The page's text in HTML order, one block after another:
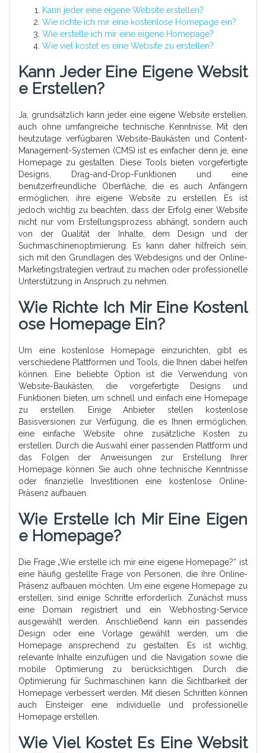
Kann jeder eine eigene Website erstellen?
Wie richte ich mir eine kostenlose Homepage ein?
Wie erstelle ich mir eine eigene Homepage?
Wie viel kostet es eine Website zu erstellen?
Kann Jeder Eine Eigene Websit
E Erstellen?
Ja, grundsätzlich kann jeder eine eigene Website erstellen,
auch ohne umfangreiche technische Kenntnisse. Mit den
heutzutage verfügbaren Website-Baukästen und Content-
Management-Systemen (CMS) ist es einfacher denn je, eine
Homepage zu gestalten. Diese Tools bieten vorgefertigte
Designs, Drag-and-Drop-Funktionen und eine
benutzerfreundliche Oberfläche, die es auch Anfängern
ermöglichen, ihre eigene Website zu erstellen. Es ist
jedoch wichtig zu beachten, dass der Erfolg einer Website
nicht nur vom Erstellungsprozess abhängt, sondern auch
von der Qualität der Inhalte, dem Design und der
Suchmaschinenoptimierung. Es kann daher hilfreich sein,
sich mit den Grundlagen des Webdesigns und der Online-
Marketingstrategien vertraut zu machen oder professionelle
Unterstützung in Anspruch zu nehmen.
Wie Richte Ich Mir Eine Kostenl
Ose Homepage Ein?
Um eine kostenlose Homepage einzurichten, gibt es
verschiedene Plattformen und Tools, die Ihnen dabei helfen
können. Eine beliebte Option ist die Verwendung von
Website-Baukästen, die vorgefertigte Designs und
Funktionen bieten, um schnell und einfach eine Homepage
zu erstellen. Einige Anbieter stellen kostenlose
Basisversionen zur Verfügung, die es Ihnen ermöglichen,
eine einfache Website ohne zusätzliche Kosten zu
erstellen. Durch die Auswahl einer passenden Plattform und
das Folgen der Anweisungen zur Erstellung Ihrer
Homepage können Sie auch ohne technische Kenntnisse
oder finanzielle Investitionen eine kostenlose Online-
Präsenz aufbauen.
Wie Erstelle Ich Mir Eine Eigen
E Homepage?
Die Frage „Wie erstelle ich mir eine eigene Homepage?“ ist
eine häufig gestellte Frage von Personen, die ihre Online-
Präsenz aufbauen möchten. Um eine eigene Homepage zu
erstellen, sind einige Schritte erforderlich. Zunächst muss
eine Domain registriert und ein Webhosting-Service
ausgewählt werden. Anschließend kann ein passendes
Design oder eine Vorlage gewählt werden, um die
Homepage ansprechend zu gestalten. Es ist wichtig,
relevante Inhalte einzufügen und die Navigation sowie die
mobile Optimierung zu berücksichtigen. Durch die
Optimierung für Suchmaschinen kann die Sichtbarkeit der
Homepage verbessert werden. Mit diesen Schritten können
auch Einsteiger eine individuelle und professionelle
Homepage erstellen.
Wie Viel Kostet Es Eine Websit